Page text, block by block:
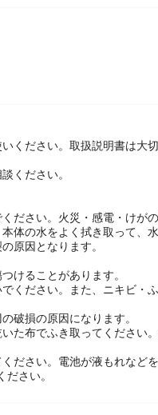
ください。取扱説明書は大
ください。
ださい。火災・感電・けが
体の水をよく拭き取って、
原因となります。
けることがあります。
ください。また、ニキビ・
破損の原因になります。
た布でふき取ってください
ださい。電池が液もれなど